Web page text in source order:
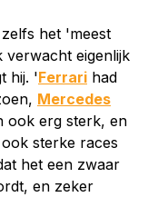
het 'meest
verwacht eigenlijk
hij. 'Ferrari had
Mercedes
ook erg sterk, en
sterke races
het een zwaar
en zeker